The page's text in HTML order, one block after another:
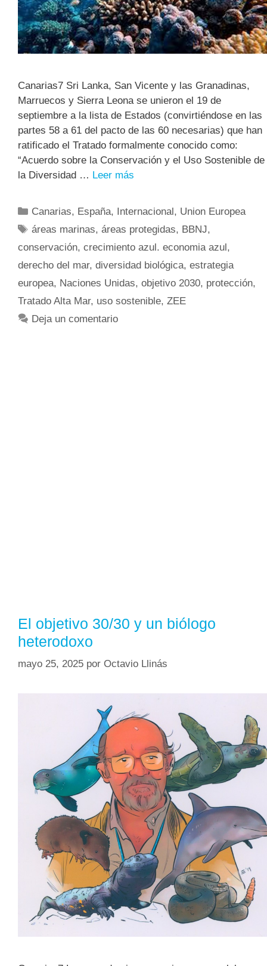
Canarias7 Sri Lanka, San Vicente y las Granadinas,
Marruecos y Sierra Leona se unieron el 19 de
septiembre a la lista de Estados (convirtiéndose en las
partes 58 a 61 del pacto de las 60 necesarias) que han
ratificado el Tratado formalmente conocido como:
“Acuerdo sobre la Conservación y el Uso Sostenible de
la Diversidad … Leer más
Canarias, España, Internacional, Union Europea
áreas marinas,áreas protegidas, BBNJ,
conservación, crecimiento azul. economia azul,
derecho del mar, diversidad biológica, estrategia
europea, Naciones Unidas, objetivo 2030, protección,
Tratado Alta Mar, uso sostenible, ZEE
Deja un comentario
El objetivo 30/30 y un biólogo
heterodoxo
mayo 25, 2025 por Octavio Llinás